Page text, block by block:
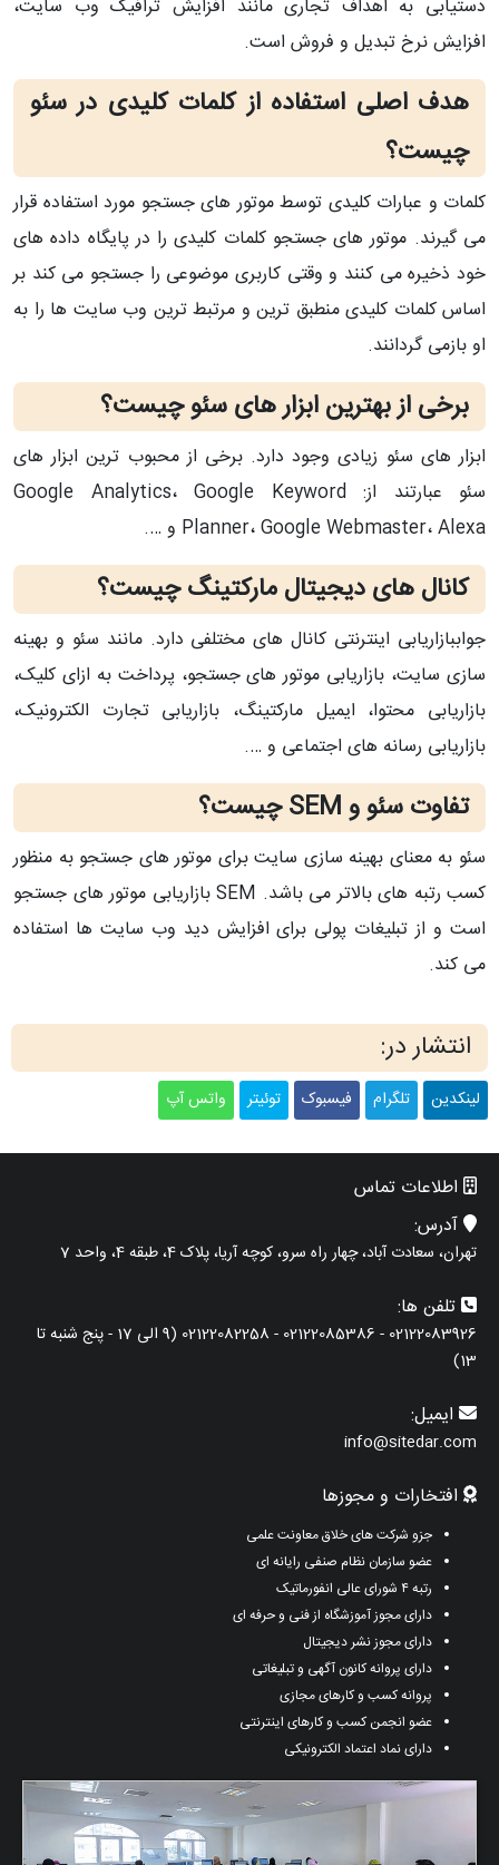
دستیابی به اهداف تجاری مانند افزایش ترافیک وب سایت،
افزایش نرخ تبدیل و فروش است.
هدف اصلی استفاده از کلمات کلیدی در سئو
چیست؟
کلمات و عبارات کلیدی توسط موتور های جستجو مورد استفاده قرار
می گیرند. موتور های جستجو کلمات کلیدی را در پایگاه داده های
خود ذخیره می کنند و وقتی کاربری موضوعی را جستجو می کند بر
اساس کلمات کلیدی منطبق ترین و مرتبط ترین وب سایت ها را به
او بازمی گردانند.
برخی از بهترین ابزار های سئو چیست؟
ابزار های سئو زیادی وجود دارد. برخی از محبوب ترین ابزار های
سئو عبارتند از: Google Analytics، Google Keyword
Planner، Google Webmaster، Alexa و ….
کانال های دیجیتال مارکتینگ چیست؟
جواببازاریابی اینترنتی کانال های مختلفی دارد. مانند سئو و بهینه
سازی سایت، بازاریابی موتور های جستجو، پرداخت به ازای کلیک،
بازاریابی محتوا، ایمیل مارکتینگ، بازاریابی تجارت الکترونیک،
بازاریابی رسانه های اجتماعی و ….
تفاوت سئو و SEM چیست؟
سئو به معنای بهینه سازی سایت برای موتور های جستجو به منظور
کسب رتبه های بالاتر می باشد. SEM بازاریابی موتور های جستجو
است و از تبلیغات پولی برای افزایش دید وب سایت ها استفاده
می کند.
انتشار در:
لینکدین تلگرام فیسبوک توئیتر واتس آپ
اطلاعات تماس
آدرس:
تهران، سعادت آباد، چهار راه سرو، کوچه آریا، پلاک 4، طبقه 4، واحد 7
تلفن ها:
02122083926 - 02122085386 - 02122082258 (9 الی 17 - پنج شنبه تا
13)
ایمیل:
info@sitedar.com
افتخارات و مجوزها
جزو شرکت های خلاق معاونت علمی
عضو سازمان نظام صنفی رایانه ای
رتبه ۴ شورای عالی انفورماتیک
دارای مجوز آموزشگاه از فنی و حرفه ای
دارای مجوز نشر دیجیتال
دارای پروانه کانون آگهی و تبلیغاتی
پروانه کسب و کارهای مجازی
عضو انجمن کسب و کارهای اینترنتی
دارای نماد اعتماد الکترونیکی